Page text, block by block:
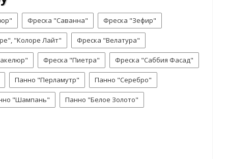
Фреска "Саванна" Фреска "Зефир"
"Колоре Лайт" Фреска "Велатура"
Фреска "Пиетра" Фреска "Саббия Фасад"
Панно "Перламутр" Панно "Серебро"
"Шампань" Панно "Белое Золото"